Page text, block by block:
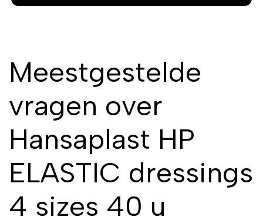
Meestgestelde
vragen over
Hansaplast HP
ELASTIC dressings
4 sizes 40 u